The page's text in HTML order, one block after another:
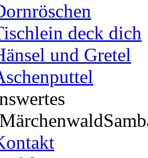
deck dich
und Gretel